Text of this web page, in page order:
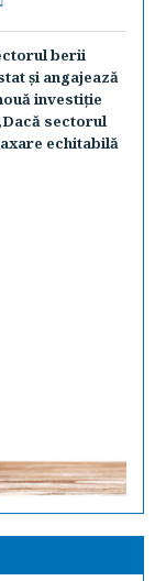
berii
şi angajează
investiţie
sectorul
echitabilă